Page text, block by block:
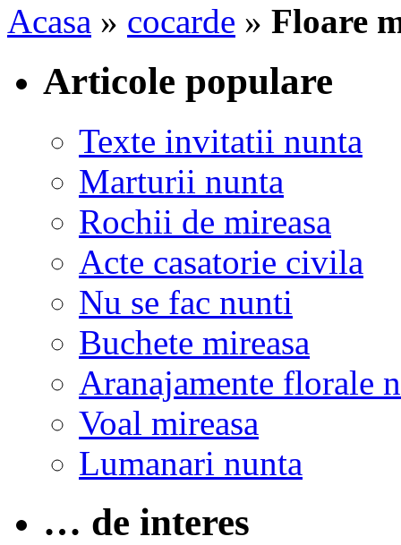
Acasa » cocarde » Floare
Articole populare
Texte invitatii nunta
Marturii nunta
Rochii de mireasa
Acte casatorie civila
Nu se fac nunti
Buchete mireasa
Aranajamente florale
Voal mireasa
Lumanari nunta
… de interes